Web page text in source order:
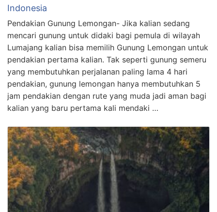
Indonesia
Pendakian Gunung Lemongan- Jika kalian sedang
mencari gunung untuk didaki bagi pemula di wilayah
Lumajang kalian bisa memilih Gunung Lemongan untuk
pendakian pertama kalian. Tak seperti gunung semeru
yang membutuhkan perjalanan paling lama 4 hari
pendakian, gunung lemongan hanya membutuhkan 5
jam pendakian dengan rute yang muda jadi aman bagi
kalian yang baru pertama kali mendaki …